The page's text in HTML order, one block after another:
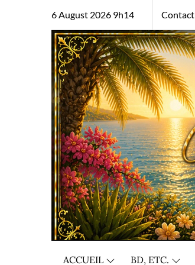
6 August 2026 9h14 Contact
ACCUEIL BD, ETC.